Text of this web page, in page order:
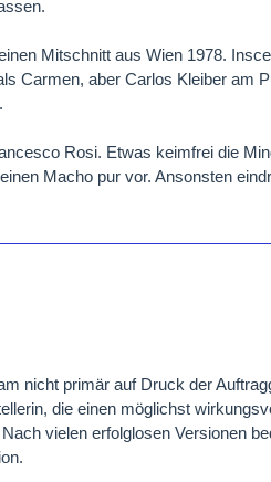
Mitschnitt aus Wien 1978.
Carmen, aber Carlos Kleiber am
Rosi. Etwas keimfrei die
Macho pur vor. Ansonsten
nicht primär auf Druck der
die einen möglichst
vielen erfolglosen Versionen